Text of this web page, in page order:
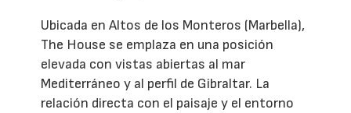
Ubicada en Altos de los Monteros (Marbella),
The House se emplaza en una posición
elevada con vistas abiertas al mar
Mediterráneo y al perfil de Gibraltar. La
relación directa con el paisaje y el entorno